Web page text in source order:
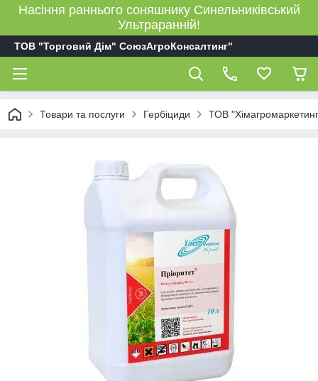
Насіння раннього соняшнику Синельниківський
Ультраранній!
ТОВ "Торговий Дім" СоюзАгроКонсалтинг"
Товари та послуги Гербіциди ТОВ